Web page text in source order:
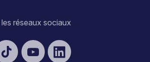
réseaux sociaux